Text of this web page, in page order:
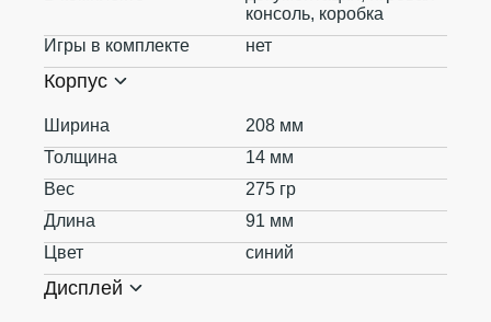
консоль, коробка
Игры в комплекте
нет
Корпус
Ширина
208 мм
Толщина
14 мм
Вес
275 гр
Длина
91 мм
Цвет
синий
Дисплей